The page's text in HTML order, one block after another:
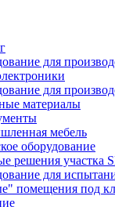
для
для
материалы
мебель
оборудование
решения участка
для
помещения под